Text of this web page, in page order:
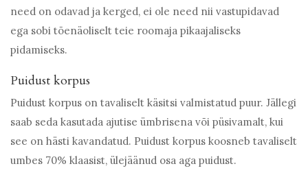
need on odavad ja kerged, ei ole need nii vastupidavad
ega sobi tõenäoliselt teie roomaja pikaajaliseks
pidamiseks.
Puidust korpus
Puidust korpus on tavaliselt käsitsi valmistatud puur. Jällegi
saab seda kasutada ajutise ümbrisena või püsivamalt, kui
see on hästi kavandatud. Puidust korpus koosneb tavaliselt
umbes 70% klaasist, ülejäänud osa aga puidust.